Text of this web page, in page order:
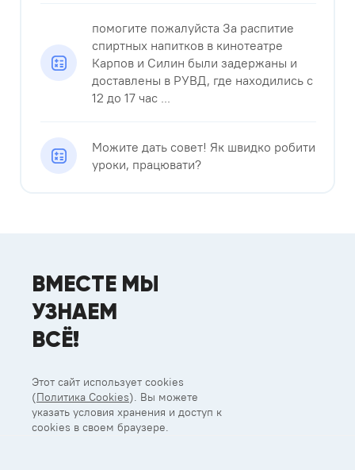
помогите пожалуйста За распитие
спиртных напитков в кинотеатре
Карпов и Силин были задержаны и
доставлены в РУВД, где находились с
12 до 17 час ...
Можите дать совет! Як швидко робити
уроки, працювати?
ВМЕСТЕ МЫ
УЗНАЕМ
ВСЁ!
Этот сайт использует cookies
(Политика Cookies). Вы можете
указать условия хранения и доступ к
cookies в своем браузере.